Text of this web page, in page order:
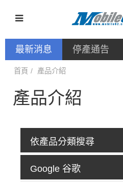
最新消息 停產通告
首頁 產品介紹
產品介紹